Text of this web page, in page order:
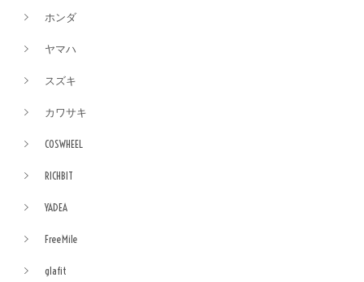
ホンダ
ヤマハ
スズキ
カワサキ
COSWHEEL
RICHBIT
YADEA
FreeMile
glafit